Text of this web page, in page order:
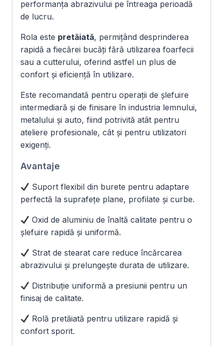
performanța abrazivului pe întreaga perioadă
de lucru.
Rola este pretăiată, permițând desprinderea
rapidă a fiecărei bucăți fără utilizarea foarfecii
sau a cutterului, oferind astfel un plus de
confort și eficiență în utilizare.
Este recomandată pentru operații de șlefuire
intermediară și de finisare în industria lemnului,
metalului și auto, fiind potrivită atât pentru
ateliere profesionale, cât și pentru utilizatori
exigenți.
Avantaje
Suport flexibil din burete pentru adaptare
perfectă la suprafețe plane, profilate și curbe.
Oxid de aluminiu de înaltă calitate pentru o
șlefuire rapidă și uniformă.
Strat de stearat care reduce încărcarea
abrazivului și prelungește durata de utilizare.
Distribuție uniformă a presiunii pentru un
finisaj de calitate.
Rolă pretăiată pentru utilizare rapidă și
confort sporit.